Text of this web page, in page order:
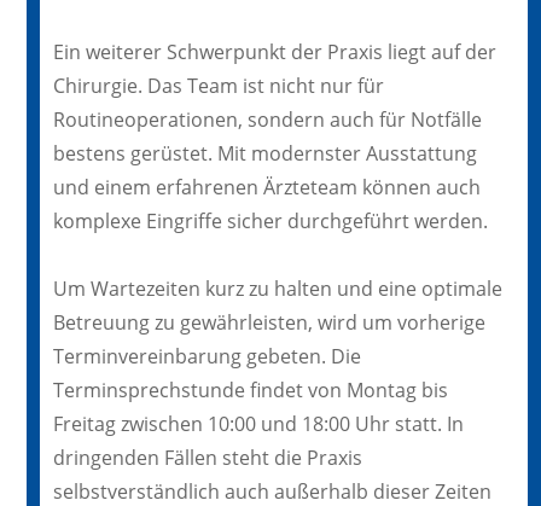
Ein weiterer Schwerpunkt der Praxis liegt auf der
Chirurgie. Das Team ist nicht nur für
Routineoperationen, sondern auch für Notfälle
bestens gerüstet. Mit modernster Ausstattung
und einem erfahrenen Ärzteteam können auch
komplexe Eingriffe sicher durchgeführt werden.
Um Wartezeiten kurz zu halten und eine optimale
Betreuung zu gewährleisten, wird um vorherige
Terminvereinbarung gebeten. Die
Terminsprechstunde findet von Montag bis
Freitag zwischen 10:00 und 18:00 Uhr statt. In
dringenden Fällen steht die Praxis
selbstverständlich auch außerhalb dieser Zeiten